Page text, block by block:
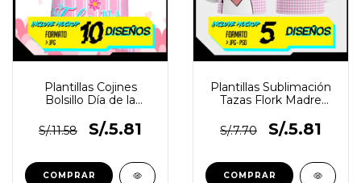
Plantillas Cojines
Bolsillo Día de la
S/.11.58
S/.5.81
Plantillas Sublimación
Tazas Flork Madre
S/.7.70
S/.5.81